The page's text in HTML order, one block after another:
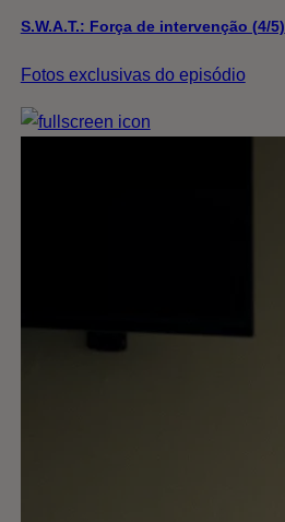
S.W.A.T.: Força de intervenção (4/5)
Fotos exclusivas do episódio